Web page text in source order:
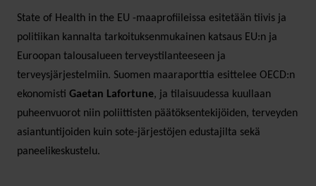
State of Health in the EU -maaprofiileissa esitetään tiivis ja
politiikan kannalta tarkoituksenmukainen katsaus EU:n ja
Euroopan talousalueen terveystilanteeseen ja
terveysjärjestelmiin. Suomen maaraporttia esittelee OECD:n
ekonomisti Gaetan Lafortune, ja tilaisuudessa kuullaan
puheenvuorot niin poliittisten päätöksentekijöiden, terveyden
asiantuntijoiden kuin sote-järjestöjen edustajilta sekä
paneelikeskustelu.